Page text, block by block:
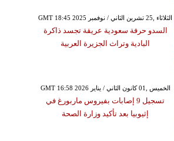
GMT 18:45 2025 الثلاثاء ,25 تشرين الثاني / نوفمبر
السدو حرفة سعودية عريقة تجسد ذاكرة
البادية وتراث الجزيرة العربية
GMT 16:58 2026 الخميس ,01 كانون الثاني / يناير
تسجيل 9 إصابات بفيروس ماربورغ في
إثيوبيا بعد تأكيد وزارة الصحة